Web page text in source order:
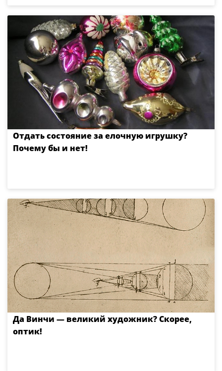
Отдать состояние за елочную игрушку?
Почему бы и нет!
Да Винчи — великий художник? Скорее,
оптик!